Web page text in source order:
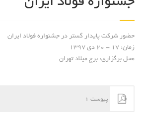
حضور شرکت پایدار گستر در جشنواره فولاد ایران
زمان:
محل برگزاری: برج میلاد تهران
پیوست 1